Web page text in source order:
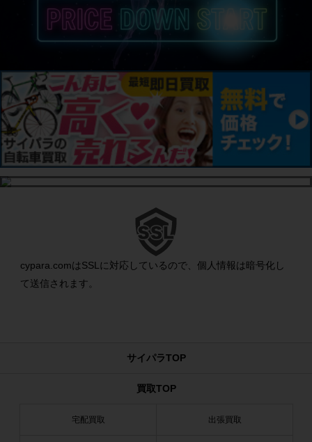
cypara.comはSSLに対応しているので、個人情報は暗号化し
て送信されます。
サイパラTOP
買取TOP
宅配買取 出張買取